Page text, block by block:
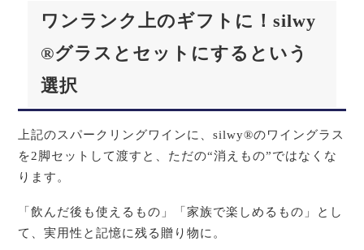
ワンランク上のギフトに！silwy
®グラスとセットにするという
選択
上記のスパークリングワインに、silwy®のワイングラス
を2脚セットして渡すと、ただの“消えもの”ではなくな
ります。
「飲んだ後も使えるもの」「家族で楽しめるもの」とし
て、実用性と記憶に残る贈り物に。